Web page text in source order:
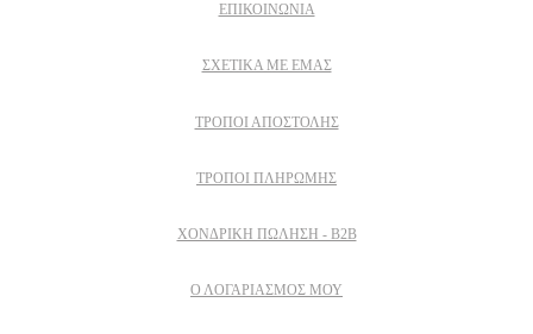
ΕΠΙΚΟΙΝΩΝΙΑ
ΣΧΕΤΙΚΆ ΜΕ ΕΜΆΣ
ΤΡΌΠΟΙ ΑΠΟΣΤΟΛΉΣ
ΤΡΌΠΟΙ ΠΛΗΡΩΜΉΣ
ΧΟΝΔΡΙΚΉ ΠΏΛΗΣΗ - B2B
Ο ΛΟΓΑΡΙΑΣΜΟΣ ΜΟΥ